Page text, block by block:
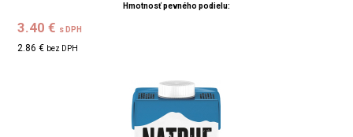
Hmotnosť pevného podielu:
3.40 € s DPH
2.86 € bez DPH